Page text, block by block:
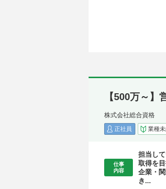
【500万～
株式会社総合資格
正社員 業種
仕事
内容
担当し
取得を
企業・
き...